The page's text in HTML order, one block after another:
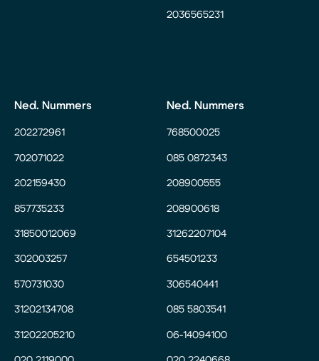
2036565231
Ned. Nummers
202272961
702071022
202159430
857735233
31850012069
302003257
570731030
31202134708
31202205210
Ned. Nummers
768500025
085 0872343
208900555
208900618
31262207104
654501233
306540441
085 5803541
06-14094100